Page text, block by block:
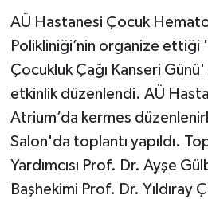
AÜ Hastanesi Çocuk
Polikliniği’nin organize ettiği
Çocukluk Çağı Kanseri Günü'
etkinlik düzenlendi. AÜ
Atrium’da kermes
Salon'da toplantı yapıldı.
Yardımcısı Prof. Dr. Ayşe
Başhekimi Prof. Dr. Yıldıray